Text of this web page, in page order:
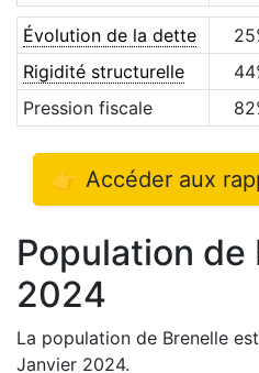
Évolution de la dette 25
Rigidité structurelle
44
Pression fiscale
82
👉 Accéder aux
Population de
2024
La population de Brenelle
Janvier 2024.